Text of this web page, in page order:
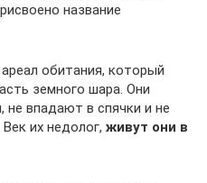
название
обитания, который
земного шара. Они
не впадают в спячки и не
их недолог, живут они в